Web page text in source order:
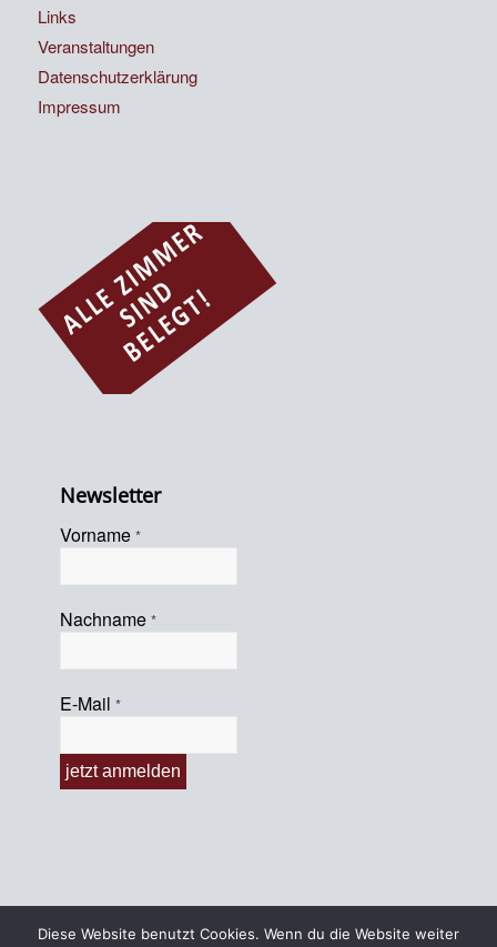
Links
Veranstaltungen
Datenschutzerklärung
Impressum
Newsletter
Vorname *
Nachname *
E-Mail *
Diese Website benutzt Cookies. Wenn du die Website weiter